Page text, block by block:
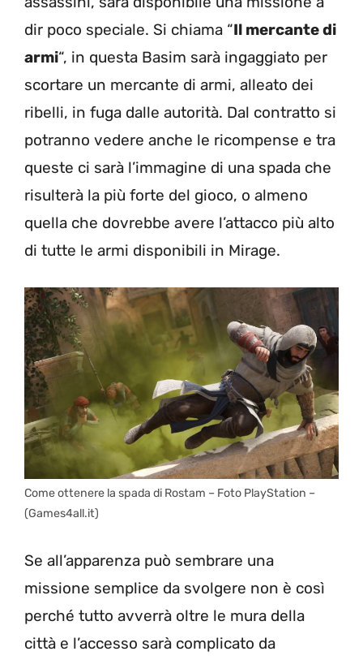
dir poco speciale. Si chiama “Il mercante di
armi“, in questa Basim sarà ingaggiato per
scortare un mercante di armi, alleato dei
ribelli, in fuga dalle autorità. Dal contratto si
potranno vedere anche le ricompense e tra
queste ci sarà l’immagine di una spada che
risulterà la più forte del gioco, o almeno
quella che dovrebbe avere l’attacco più alto
di tutte le armi disponibili in Mirage.
Come ottenere la spada di Rostam – Foto PlayStation –
(Games4all.it)
Se all’apparenza può sembrare una
missione semplice da svolgere non è così
perché tutto avverrà oltre le mura della
città e l’accesso sarà complicato da